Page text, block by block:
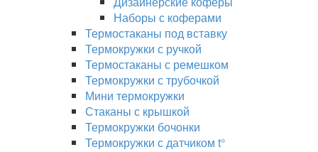
Наборы с коферами
Термостаканы под вставку
Термокружки с ручкой
Термостаканы с ремешком
Термокружки с трубочкой
Мини термокружки
Стаканы с крышкой
Термокружки бочонки
Термокружки с датчиком t°